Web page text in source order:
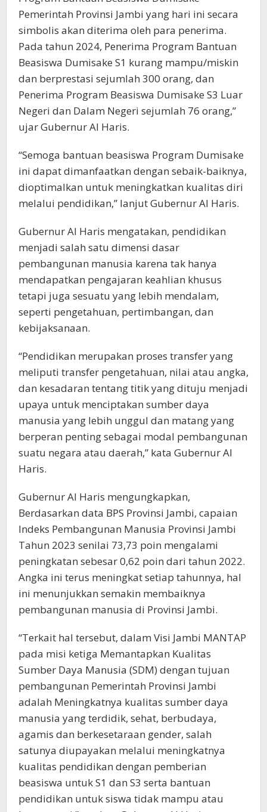
Pemerintah Provinsi Jambi yang hari ini secara
simbolis akan diterima oleh para penerima.
Pada tahun 2024, Penerima Program Bantuan
Beasiswa Dumisake S1 kurang mampu/miskin
dan berprestasi sejumlah 300 orang, dan
Penerima Program Beasiswa Dumisake S3 Luar
Negeri dan Dalam Negeri sejumlah 76 orang,”
ujar Gubernur Al Haris.
“Semoga bantuan beasiswa Program Dumisake
ini dapat dimanfaatkan dengan sebaik-baiknya,
dioptimalkan untuk meningkatkan kualitas diri
melalui pendidikan,” lanjut Gubernur Al Haris.
Gubernur Al Haris mengatakan, pendidikan
menjadi salah satu dimensi dasar
pembangunan manusia karena tak hanya
mendapatkan pengajaran keahlian khusus
tetapi juga sesuatu yang lebih mendalam,
seperti pengetahuan, pertimbangan, dan
kebijaksanaan.
“Pendidikan merupakan proses transfer yang
meliputi transfer pengetahuan, nilai atau angka,
dan kesadaran tentang titik yang dituju menjadi
upaya untuk menciptakan sumber daya
manusia yang lebih unggul dan matang yang
berperan penting sebagai modal pembangunan
suatu negara atau daerah,” kata Gubernur Al
Haris.
Gubernur Al Haris mengungkapkan,
Berdasarkan data BPS Provinsi Jambi, capaian
Indeks Pembangunan Manusia Provinsi Jambi
Tahun 2023 senilai 73,73 poin mengalami
peningkatan sebesar 0,62 poin dari tahun 2022.
Angka ini terus meningkat setiap tahunnya, hal
ini menunjukkan semakin membaiknya
pembangunan manusia di Provinsi Jambi.
“Terkait hal tersebut, dalam Visi Jambi MANTAP
pada misi ketiga Memantapkan Kualitas
Sumber Daya Manusia (SDM) dengan tujuan
pembangunan Pemerintah Provinsi Jambi
adalah Meningkatnya kualitas sumber daya
manusia yang terdidik, sehat, berbudaya,
agamis dan berkesetaraan gender, salah
satunya diupayakan melalui meningkatnya
kualitas pendidikan dengan pemberian
beasiswa untuk S1 dan S3 serta bantuan
pendidikan untuk siswa tidak mampu atau